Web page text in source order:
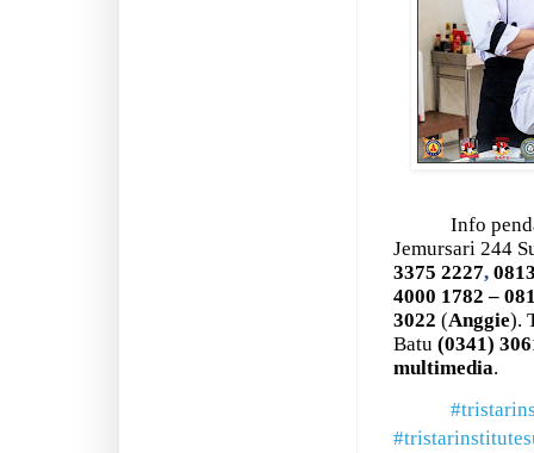
Info
Jemursari 244
3375 2227,
4000 1782 –
3022 (Anggie).
Batu (0341)
multimedia.